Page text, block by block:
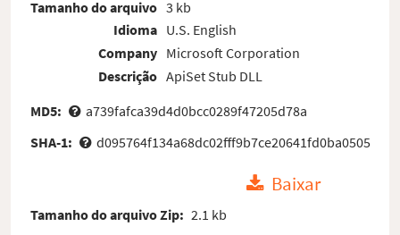
Tamanho do arquivo
Idioma
Company
Descrição
3 kb
U.S. English
Microsoft Corporation
ApiSet Stub DLL
MD5:
a739fafca39d4d0bcc0289f47205d78a
SHA-1:
d095764f134a68dc02fff9b7ce20641fd0ba0505
Baixar
Tamanho do arquivo Zip: 2.1 kb